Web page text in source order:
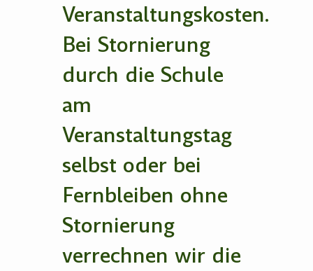
Veranstaltungskosten.
Bei Stornierung
durch die Schule
am
Veranstaltungstag
selbst oder bei
Fernbleiben ohne
Stornierung
verrechnen wir die